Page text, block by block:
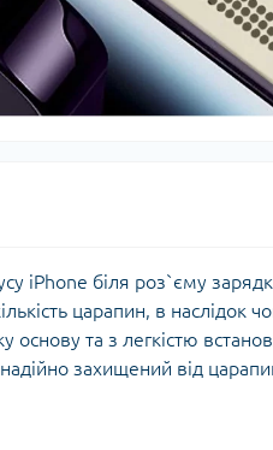
iPhone біля роз`єму
царапин, в наслідок
та з легкістю
захищений від